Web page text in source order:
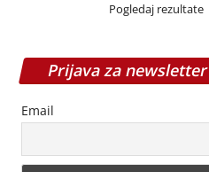
Pogledaj rezultate
Prijava za newsletter
Email